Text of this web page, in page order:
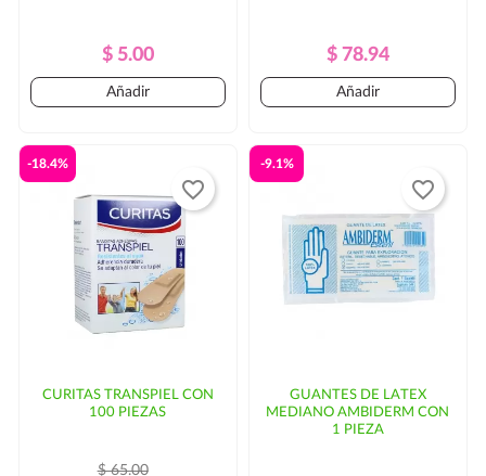
Precio
Regular
Precio
$ 5.00
Añadir
Precio
Regular
Precio
$ 78.94
Añadir
CURITAS TRANSPIEL CON
100 PIEZAS
$ 65.00
-18.4%
favorite_border
GUANTES DE LATEX
MEDIANO AMBIDERM CON
1 PIEZA
-9.1%
favorite_border